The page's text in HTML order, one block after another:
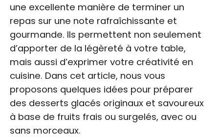
une excellente manière de terminer un
repas sur une note rafraîchissante et
gourmande. Ils permettent non seulement
d’apporter de la légèreté à votre table,
mais aussi d’exprimer votre créativité en
cuisine. Dans cet article, nous vous
proposons quelques idées pour préparer
des desserts glacés originaux et savoureux
à base de fruits frais ou surgelés, avec ou
sans morceaux.